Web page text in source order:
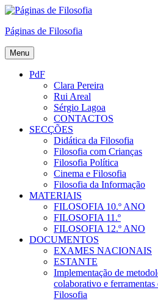
Skip
content
Páginas de Filosofia
Menu
PdF
Clara Pereira
Rui Areal
Sérgio Lagoa
CONTACTOS
SECÇÕES
Didática da Filosofia
Filosofia com Crianças
Filosofia Política
Cinema e Filosofia
Filosofia da Informação
MATERIAIS
FILOSOFIA 10.º ANO
FILOSOFIA 11.º
FILOSOFIA 12.º ANO
DOCUMENTOS
EXAMES NACIONAIS
ESTANTE
Implementação de
colaborativo e
Filosofia